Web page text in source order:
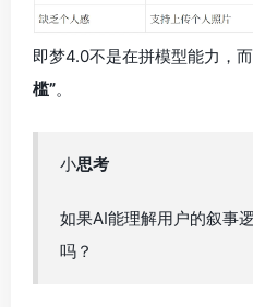
即梦4.0不是在拼模型能力，
槛”。
小思考
如果AI能理解用户的叙事
吗？